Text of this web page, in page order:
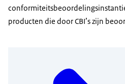
producten die door CBI’s zijn